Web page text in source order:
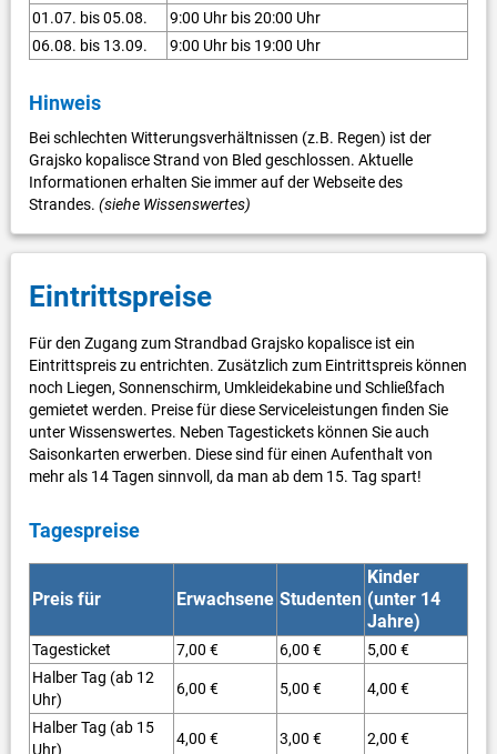
01.07. bis 05.08.
9:00 Uhr bis 20:00 Uhr
06.08. bis 13.09.
9:00 Uhr bis 19:00 Uhr
Hinweis
Bei schlechten Witterungsverhältnissen (z.B. Regen) ist der
Grajsko kopalisce Strand von Bled geschlossen. Aktuelle
Informationen erhalten Sie immer auf der Webseite des
Strandes. (siehe Wissenswertes)
Eintrittspreise
Für den Zugang zum Strandbad Grajsko kopalisce ist ein
Eintrittspreis zu entrichten. Zusätzlich zum Eintrittspreis können
noch Liegen, Sonnenschirm, Umkleidekabine und Schließfach
gemietet werden. Preise für diese Serviceleistungen finden Sie
unter Wissenswertes. Neben Tagestickets können Sie auch
Saisonkarten erwerben. Diese sind für einen Aufenthalt von
mehr als 14 Tagen sinnvoll, da man ab dem 15. Tag spart!
Tagespreise
Preis für Erwachsene Studenten
Kinder
(unter 14
Jahre)
Tagesticket 7,00 € 6,00 €
5,00 €
Halber Tag (ab 12
Uhr)
6,00 € 5,00 € 4,00 €
Halber Tag (ab 15
Uhr)
4,00 € 3,00 € 2,00 €